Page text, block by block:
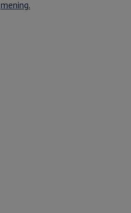
mening.